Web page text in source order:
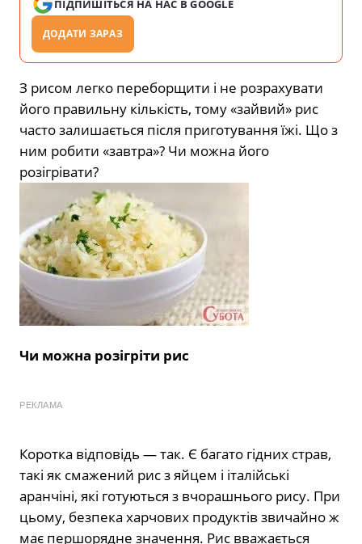
ПІДПИШІТЬСЯ НА НАС В GOOGLE
ДОДАТИ ЗАРАЗ
З рисом легко переборщити і не розрахувати
його правильну кількість, тому «зайвий» рис
часто залишається після приготування їжі. Що з
ним робити «завтра»? Чи можна його
розігрівати?
Чи можна розігріти рис
РЕКЛАМА
Коротка відповідь — так. Є багато гідних страв,
такі як смажений рис з яйцем і італійські
аранчіні, які готуються з вчорашнього рису. При
цьому, безпека харчових продуктів звичайно ж
має першорядне значення. Рис вважається